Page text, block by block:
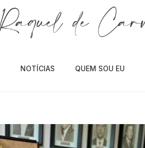
NOTÍCIAS QUEM SOU EU